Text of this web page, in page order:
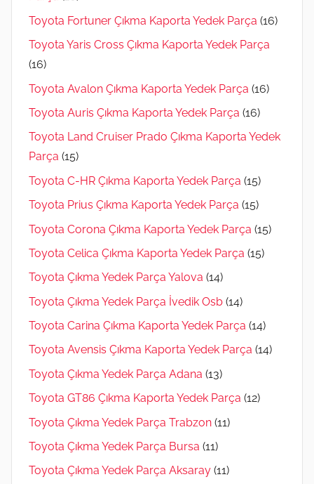
Toyota Fortuner Çıkma Kaporta Yedek Parça (16)
Toyota Yaris Cross Çıkma Kaporta Yedek Parça
(16)
Toyota Avalon Çıkma Kaporta Yedek Parça (16)
Toyota Auris Çıkma Kaporta Yedek Parça (16)
Toyota Land Cruiser Prado Çıkma Kaporta Yedek
Parça (15)
Toyota C-HR Çıkma Kaporta Yedek Parça (15)
Toyota Prius Çıkma Kaporta Yedek Parça (15)
Toyota Corona Çıkma Kaporta Yedek Parça (15)
Toyota Celica Çıkma Kaporta Yedek Parça (15)
Toyota Çıkma Yedek Parça Yalova (14)
Toyota Çıkma Yedek Parça İvedik Osb (14)
Toyota Carina Çıkma Kaporta Yedek Parça (14)
Toyota Avensis Çıkma Kaporta Yedek Parça (14)
Toyota Çıkma Yedek Parça Adana (13)
Toyota GT86 Çıkma Kaporta Yedek Parça (12)
Toyota Çıkma Yedek Parça Trabzon (11)
Toyota Çıkma Yedek Parça Bursa (11)
Toyota Çıkma Yedek Parça Aksaray (11)